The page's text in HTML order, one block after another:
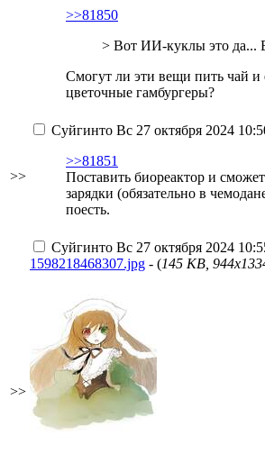
>>81850
> Вот ИИ-куклы это да...
Смогут ли эти вещи пить чай и
цветочные гамбургеры?
>>
Суйгинто Вс 27 октября 2024
>>81851
Поставить биореактор и
зарядки (обязательно в
поесть.
>>
Суйгинто Вс 27 октября 2024
1598218468307.jpg - (145 KB,